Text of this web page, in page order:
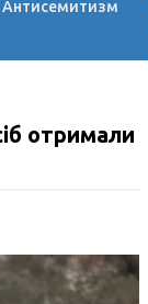
Антисемитизм
отримали